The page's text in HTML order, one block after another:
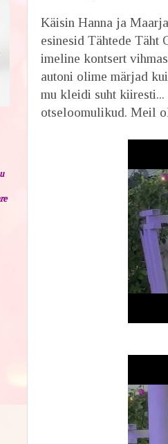
Käisin Hanna ja
esinesid Tähtede
imeline kontsert
autoni olime märjad
mu kleidi suht
otseloomulikud. Meil